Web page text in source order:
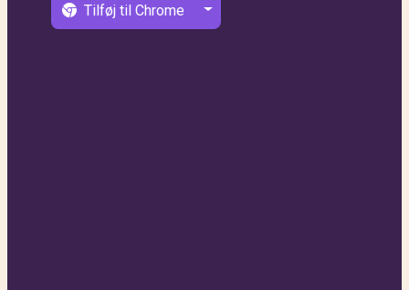
Tilføj til Chrome